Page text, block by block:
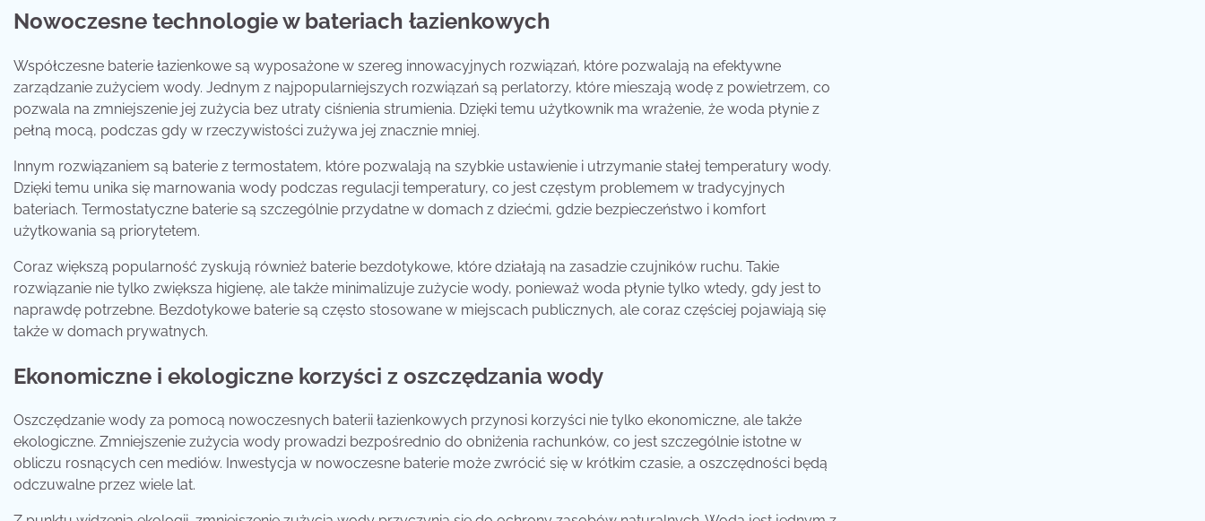
Nowoczesne technologie w bateriach łazienkowych
Współczesne baterie łazienkowe są wyposażone w szereg innowacyjnych rozwiązań, które pozwalają na efektywne
zarządzanie zużyciem wody. Jednym z najpopularniejszych rozwiązań są perlatorzy, które mieszają wodę z powietrzem, co
pozwala na zmniejszenie jej zużycia bez utraty ciśnienia strumienia. Dzięki temu użytkownik ma wrażenie, że woda płynie z
pełną mocą, podczas gdy w rzeczywistości zużywa jej znacznie mniej.
Innym rozwiązaniem są baterie z termostatem, które pozwalają na szybkie ustawienie i utrzymanie stałej temperatury wody.
Dzięki temu unika się marnowania wody podczas regulacji temperatury, co jest częstym problemem w tradycyjnych
bateriach. Termostatyczne baterie są szczególnie przydatne w domach z dziećmi, gdzie bezpieczeństwo i komfort
użytkowania są priorytetem.
Coraz większą popularność zyskują również baterie bezdotykowe, które działają na zasadzie czujników ruchu. Takie
rozwiązanie nie tylko zwiększa higienę, ale także minimalizuje zużycie wody, ponieważ woda płynie tylko wtedy, gdy jest to
naprawdę potrzebne. Bezdotykowe baterie są często stosowane w miejscach publicznych, ale coraz częściej pojawiają się
także w domach prywatnych.
Ekonomiczne i ekologiczne korzyści z oszczędzania wody
Oszczędzanie wody za pomocą nowoczesnych baterii łazienkowych przynosi korzyści nie tylko ekonomiczne, ale także
ekologiczne. Zmniejszenie zużycia wody prowadzi bezpośrednio do obniżenia rachunków, co jest szczególnie istotne w
obliczu rosnących cen mediów. Inwestycja w nowoczesne baterie może zwrócić się w krótkim czasie, a oszczędności będą
odczuwalne przez wiele lat.